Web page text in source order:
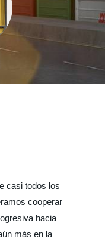
casi todos los
cooperar
hacia
más en la